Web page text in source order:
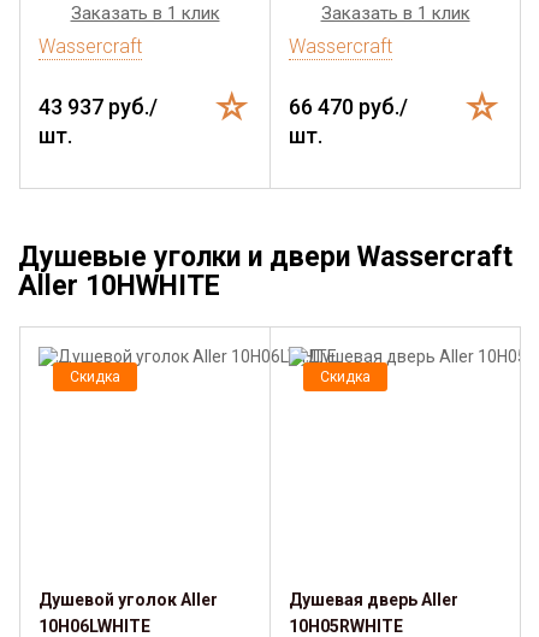
Заказать в 1 клик
Wassercraft
43 937 руб./
шт.
Заказать в 1 клик
Wassercraft
66 470 руб./
шт.
Душевые уголки и двери Wassercraft
Aller 10HWHITE
Скидка
Душевой уголок Aller
10H06LWHITE
Скидка
Душевая дверь Aller
10H05RWHITE